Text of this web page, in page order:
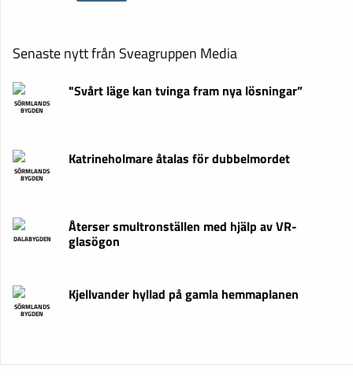
Senaste nytt från Sveagruppen Media
SÖRMLANDS
BYGDEN
"Svårt läge kan tvinga fram nya lösningar”
SÖRMLANDS
BYGDEN
Katrineholmare åtalas för dubbelmordet
DALABYGDEN
Återser smultronställen med hjälp av VR-
glasögon
SÖRMLANDS
BYGDEN
Kjellvander hyllad på gamla hemmaplanen